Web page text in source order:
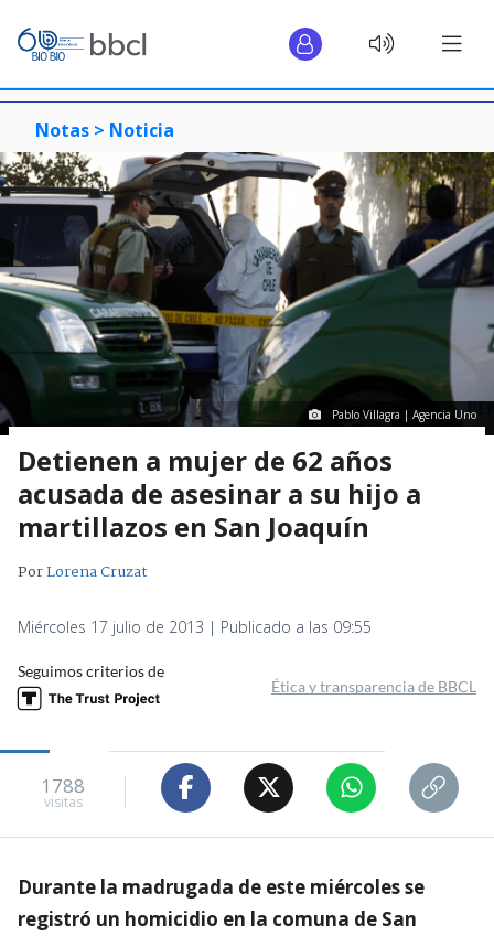
Notas > Noticia
Pablo Villagra | Agencia Uno
Detienen a mujer de 62 años
acusada de asesinar a su hijo a
martillazos en San Joaquín
PorLorena Cruzat
Miércoles 17 julio de 2013 | Publicado a las 09:55
Seguimos criterios de
Ética y transparencia de BBCL
1788
visitas
Durante la madrugada de este miércoles se
registró un homicidio en la comuna de San